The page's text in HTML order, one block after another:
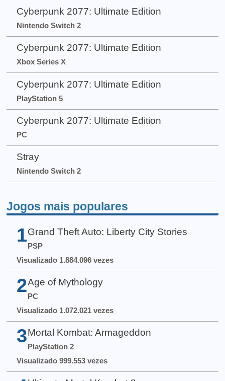
Cyberpunk 2077: Ultimate Edition
Nintendo Switch 2
Cyberpunk 2077: Ultimate Edition
Xbox Series X
Cyberpunk 2077: Ultimate Edition
PlayStation 5
Cyberpunk 2077: Ultimate Edition
PC
Stray
Nintendo Switch 2
Jogos mais populares
1 Grand Theft Auto: Liberty City Stories
PSP
Visualizado 1.884.096 vezes
2 Age of Mythology
PC
Visualizado 1.072.021 vezes
3 Mortal Kombat: Armageddon
PlayStation 2
Visualizado 999.553 vezes